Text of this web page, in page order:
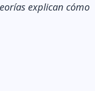
explican cómo